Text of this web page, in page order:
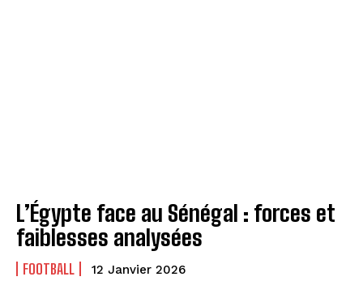
L’Égypte face au Sénégal : forces et
faiblesses analysées
FOOTBALL 12 Janvier 2026